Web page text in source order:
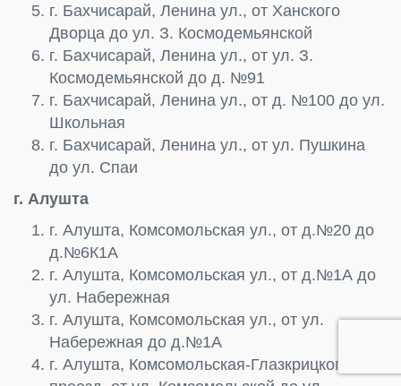
г. Бахчисарай, Ленина ул., от Ханского
Дворца до ул. З. Космодемьянской
г. Бахчисарай, Ленина ул., от ул. З.
Космодемьянской до д. №91
г. Бахчисарай, Ленина ул., от д. №100 до ул.
Школьная
г. Бахчисарай, Ленина ул., от ул. Пушкина
до ул. Спаи
г. Алушта
г. Алушта, Комсомольская ул., от д.№20 до
д.№6К1А
г. Алушта, Комсомольская ул., от д.№1А до
ул. Набережная
г. Алушта, Комсомольская ул., от ул.
Набережная до д.№1А
г. Алушта, Комсомольская-Глазкрицкого